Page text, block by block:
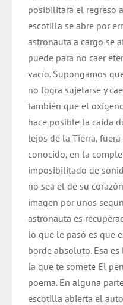
posibilitará el regreso
escotilla se abre por
astronauta a cargo se
puede para no caer
vacío. Supongamos
no logra sujetarse y
también que el
hace posible la caída
lejos de la Tierra,
conocido, en la
imposibilitado de
no sea el de su
imagen por unos
astronauta es
lo que le pasó es que
borde absoluto. Esa es
la que te somete El
poema. En alguna
escotilla abierta el